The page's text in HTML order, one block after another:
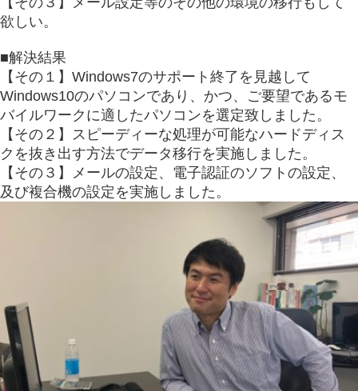
欲しい。
■解決結果
【その１】Windows7のサポート終了を見越して
Windows10のパソコンであり、かつ、ご要望であるモ
バイルワークに適したパソコンを選定致しました。
【その２】スピーディーな処理が可能なハードディス
クを抜き出す方法でデータ移行を実施しました。
【その３】メールの設定、電子認証のソフトの設定、
及び複合機の設定を実施しました。